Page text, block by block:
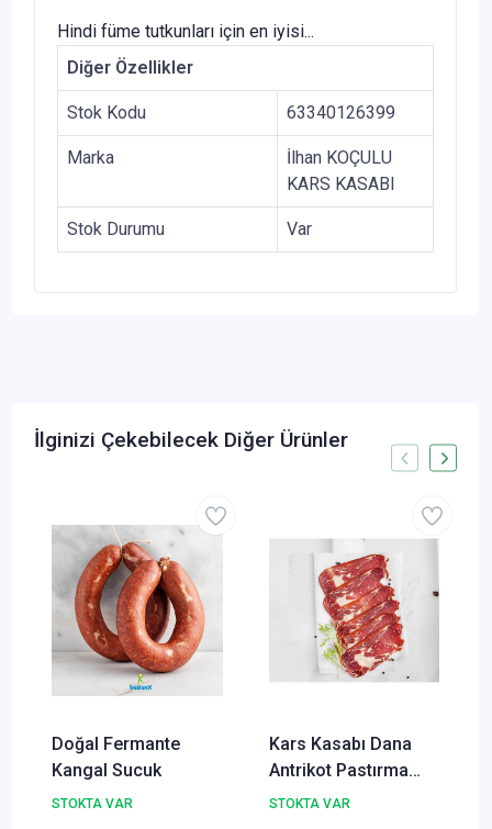
Hindi füme tutkunları için en iyisi...
Diğer Özellikler
Stok Kodu 63340126399
Marka
İlhan KOÇULU
KARS KASABI
Stok Durumu Var
İlginizi Çekebilecek Diğer Ürünler
Doğal Fermante
Kangal Sucuk
STOKTA VAR
Kars Kasabı Dana
Antrikot Pastırma
100g
STOKTA VAR